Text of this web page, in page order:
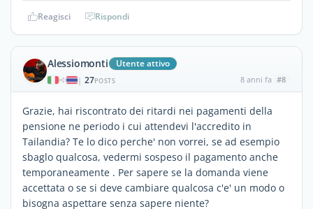
Reagisci Rispondi
Alessiomonti Utente attivo
| 27POSTS 8 anni fa #8
Grazie, hai riscontrato dei ritardi nei pagamenti della
pensione ne periodo i cui attendevi l'accredito in
Tailandia? Te lo dico perche' non vorrei, se ad esempio
sbaglo qualcosa, vedermi sospeso il pagamento anche
temporaneamente . Per sapere se la domanda viene
accettata o se si deve cambiare qualcosa c'e' un modo o
bisogna aspettare senza sapere niente?